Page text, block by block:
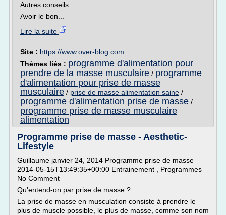
Autres conseils
Avoir le bon...
Lire la suite
Site : https://www.over-blog.com
Thèmes liés : programme d'alimentation pour
prendre de la masse musculaire / programme
d'alimentation pour prise de masse
musculaire / prise de masse alimentation saine /
programme d'alimentation prise de masse /
programme prise de masse musculaire
alimentation
Programme prise de masse - Aesthetic-
Lifestyle
Guillaume janvier 24, 2014 Programme prise de masse
2014-05-15T13:49:35+00:00 Entrainement , Programmes
No Comment
Qu'entend-on par prise de masse ?
La prise de masse en musculation consiste à prendre le
plus de muscle possible, le plus de masse, comme son nom